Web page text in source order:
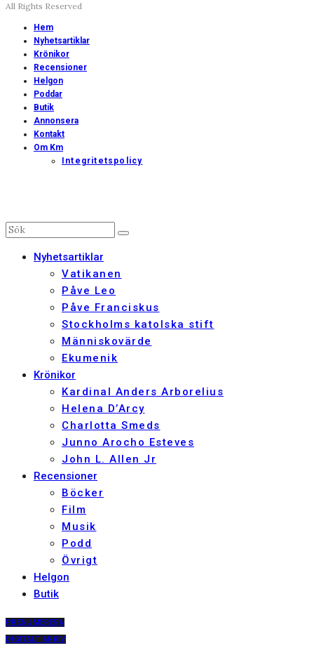
All Rights Reserved
Hem
Nyhetsartiklar
Krönikor
Recensioner
Helgon
Poddar
Butik
Annonsera
Kontakt
Om Km
Integritetspolicy
Nyhetsartiklar
Vatikanen
Påve Leo
Påve Franciskus
Stockholms katolska stift
Människovärde
Ekumenik
Krönikor
Kardinal Anders Arborelius
Helena D’Arcy
Charlotta Smeds
Junno Arocho Esteves
John L. Allen Jr
Recensioner
Böcker
Film
Musik
Podd
Övrigt
Helgon
Butik
PRENUMERERA
DIGITALT ARKIV